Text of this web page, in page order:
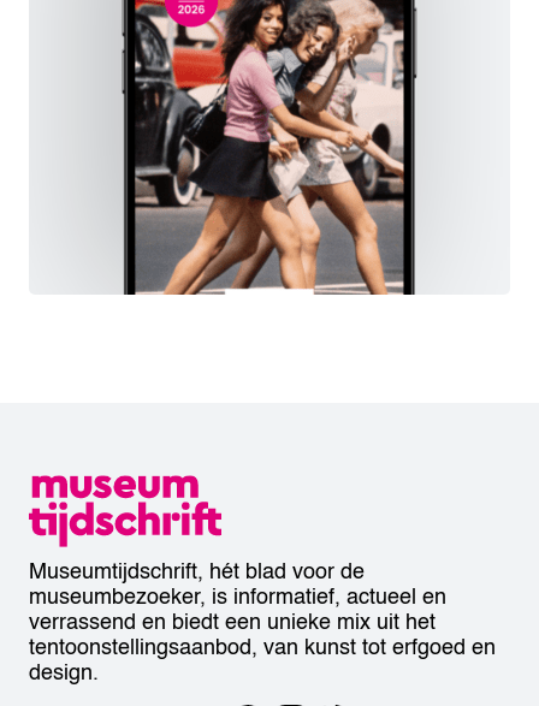
Museumtijdschrift, hét blad voor de
museumbezoeker, is informatief, actueel en
verrassend en biedt een unieke mix uit het
tentoonstellingsaanbod, van kunst tot erfgoed en
design.